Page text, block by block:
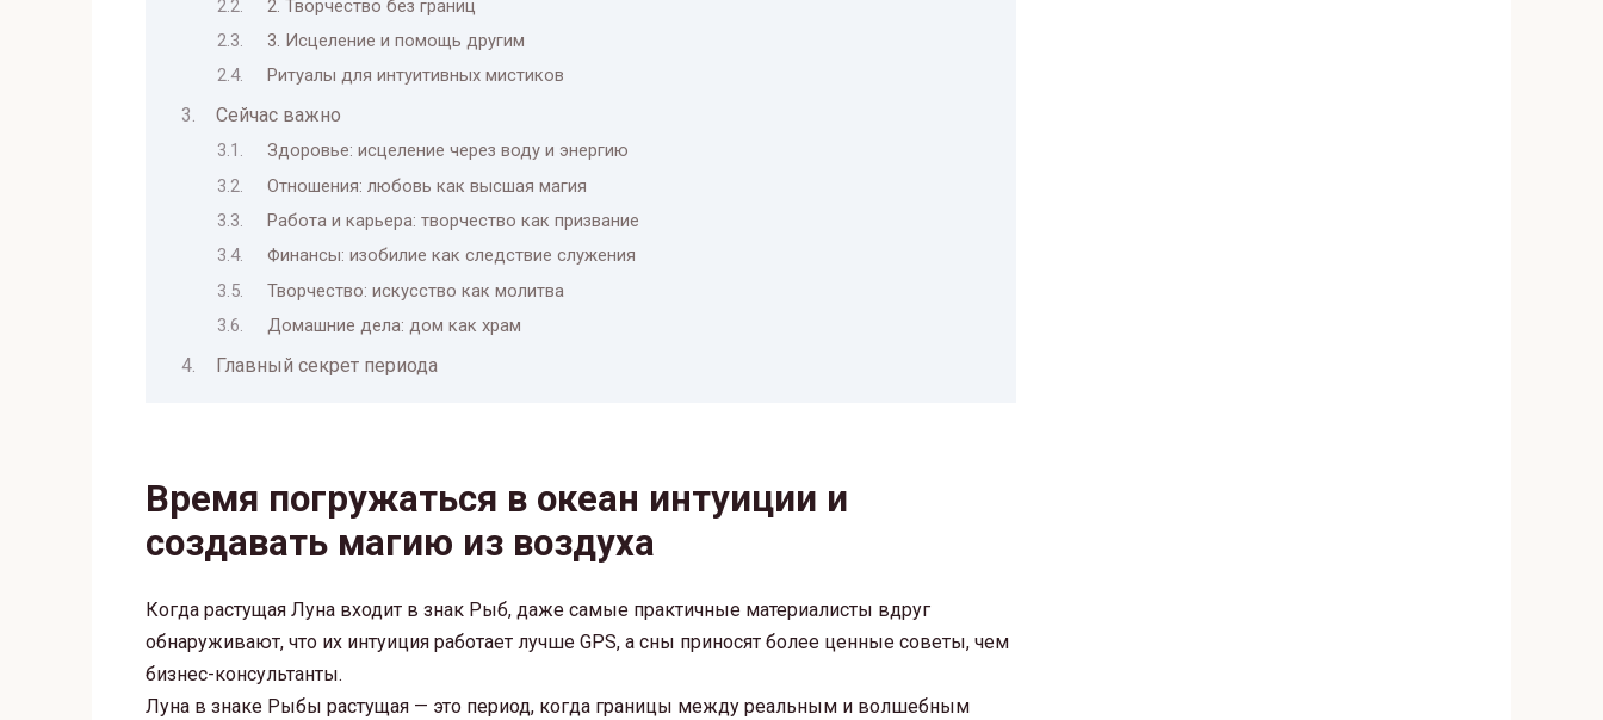
2. Творчество без границ
3. Исцеление и помощь другим
Ритуалы для интуитивных мистиков
Сейчас важно
Здоровье: исцеление через воду и энергию
Отношения: любовь как высшая магия
Работа и карьера: творчество как призвание
Финансы: изобилие как следствие служения
Творчество: искусство как молитва
Домашние дела: дом как храм
Главный секрет периода
Время погружаться в океан интуиции и
создавать магию из воздуха
Когда растущая Луна входит в знак Рыб, даже самые практичные материалисты вдруг
обнаруживают, что их интуиция работает лучше GPS, а сны приносят более ценные советы, чем
бизнес-консультанты.
Луна в знаке Рыбы растущая — это период, когда границы между реальным и волшебным